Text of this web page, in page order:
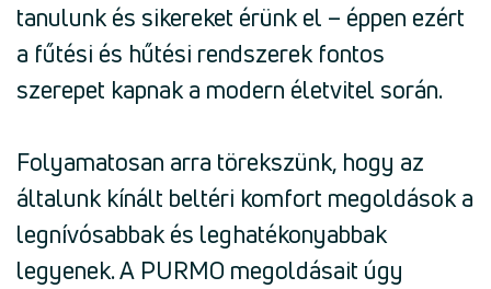
tanulunk és sikereket érünk el – éppen ezért
a fűtési és hűtési rendszerek fontos
szerepet kapnak a modern életvitel során.
Folyamatosan arra törekszünk, hogy az
általunk kínált beltéri komfort megoldások a
legnívósabbak és leghatékonyabbak
legyenek. A PURMO megoldásait úgy